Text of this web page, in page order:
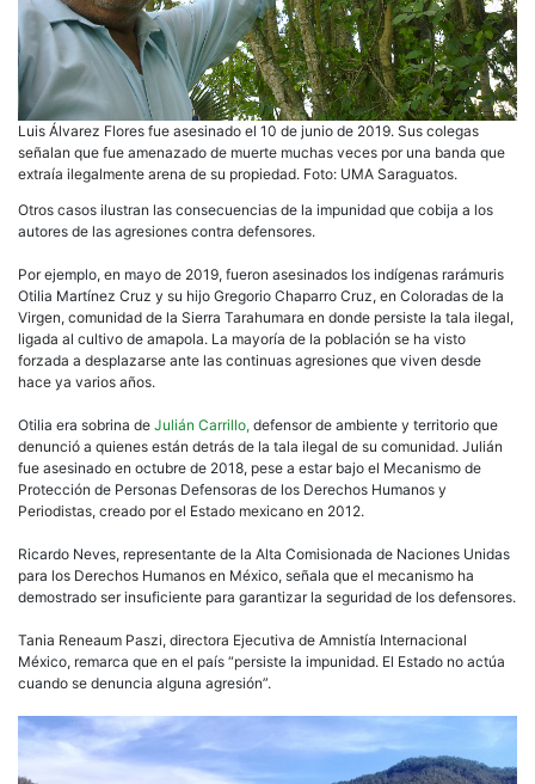
Luis Álvarez Flores fue asesinado el 10 de junio de 2019. Sus colegas
señalan que fue amenazado de muerte muchas veces por una banda que
extraía ilegalmente arena de su propiedad. Foto: UMA Saraguatos.
Otros casos ilustran las consecuencias de la impunidad que cobija a los
autores de las agresiones contra defensores.
Por ejemplo, en mayo de 2019, fueron asesinados los indígenas rarámuris
Otilia Martínez Cruz y su hijo Gregorio Chaparro Cruz, en Coloradas de la
Virgen, comunidad de la Sierra Tarahumara en donde persiste la tala ilegal,
ligada al cultivo de amapola. La mayoría de la población se ha visto
forzada a desplazarse ante las continuas agresiones que viven desde
hace ya varios años.
Otilia era sobrina de Julián Carrillo, defensor de ambiente y territorio que
denunció a quienes están detrás de la tala ilegal de su comunidad. Julián
fue asesinado en octubre de 2018, pese a estar bajo el Mecanismo de
Protección de Personas Defensoras de los Derechos Humanos y
Periodistas, creado por el Estado mexicano en 2012.
Ricardo Neves, representante de la Alta Comisionada de Naciones Unidas
para los Derechos Humanos en México, señala que el mecanismo ha
demostrado ser insuficiente para garantizar la seguridad de los defensores.
Tania Reneaum Paszi, directora Ejecutiva de Amnistía Internacional
México, remarca que en el país “persiste la impunidad. El Estado no actúa
cuando se denuncia alguna agresión”.